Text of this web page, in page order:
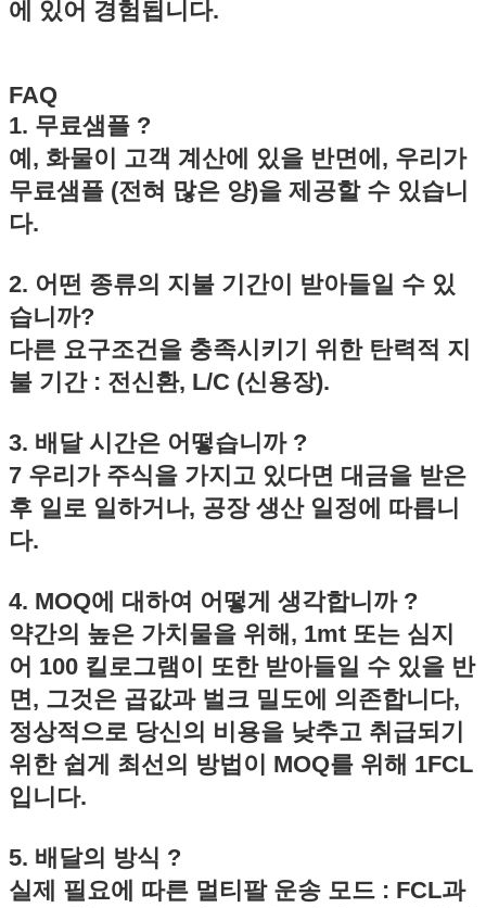
곧 다시 연락 드리
제출
에 있어 경험됩니다.
FAQ
1. 무료샘플 ?
예, 화물이 고객 계산에 있을 반면에, 우리가
무료샘플 (전혀 많은 양)을 제공할 수 있습니
다.
2. 어떤 종류의 지불 기간이 받아들일 수 있
습니까?
다른 요구조건을 충족시키기 위한 탄력적 지
불 기간 : 전신환, L/C (신용장).
3. 배달 시간은 어떻습니까 ?
7 우리가 주식을 가지고 있다면 대금을 받은
후 일로 일하거나, 공장 생산 일정에 따릅니
다.
4. MOQ에 대하여 어떻게 생각합니까 ?
약간의 높은 가치물을 위해, 1mt 또는 심지
어 100 킬로그램이 또한 받아들일 수 있을 반
면, 그것은 곱값과 벌크 밀도에 의존합니다,
정상적으로 당신의 비용을 낮추고 취급되기
위한 쉽게 최선의 방법이 MOQ를 위해 1FCL
입니다.
5. 배달의 방식 ?
실제 필요에 따른 멀티팔 운송 모드 : FCL과